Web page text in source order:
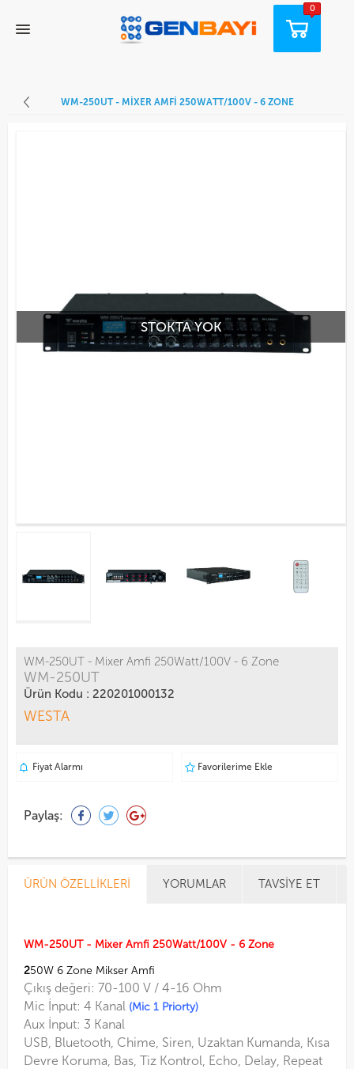
0
WM-250UT - MIXER AMFI 250WATT/100V - 6 ZONE
STOKTA YOK
WM-250UT - Mixer Amfi 250Watt/100V - 6 Zone
WM-250UT
Ürün Kodu : 220201000132
WESTA
Fiyat Alarmı Favorilerime Ekle
Paylaş:
ÜRÜN ÖZELLIKLERI YORUMLAR TAVSIYE ET
WM-250UT - Mixer Amfi 250Watt/100V - 6 Zone
250W 6 Zone Mikser Amfi
Çıkış değeri: 70-100 V / 4-16 Ohm
Mic İnput: 4 Kanal (Mic 1 Priorty)
Aux İnput: 3 Kanal
USB, Bluetooth, Chime, Siren, Uzaktan Kumanda, Kısa
Devre Koruma, Bas, Tiz Kontrol, Echo, Delay, Repeat